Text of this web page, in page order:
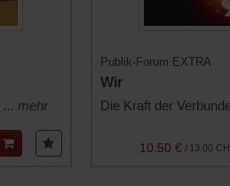
... mehr
Publik-Forum EXTRA
Wir
Die Kraft der
13.00
/
10.50 €